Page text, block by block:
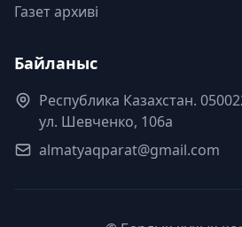
Газет архиві
Байланыс
Республика Казахстан.
ул. Шевченко, 106а
almatyaqparat@gmail.com